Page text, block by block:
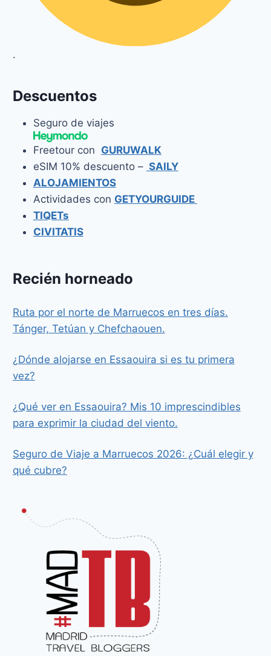
.
Descuentos
Seguro de viajes
Freetour con GURUWALK
eSIM 10% descuento – SAILY
ALOJAMIENTOS
Actividades con GETYOURGUIDE
TIQETs
CIVITATIS
Recién horneado
Ruta por el norte de Marruecos en tres días.
Tánger, Tetúan y Chefchaouen.
¿Dónde alojarse en Essaouira si es tu primera
vez?
¿Qué ver en Essaouira? Mis 10 imprescindibles
para exprimir la ciudad del viento.
Seguro de Viaje a Marruecos 2026: ¿Cuál elegir y
qué cubre?